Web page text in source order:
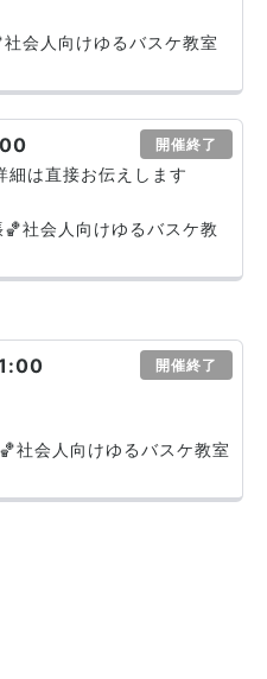
会人向けゆるバスケ教室
開催終了
は直接お伝えします
社会人向けゆるバスケ教
開催終了
社会人向けゆるバスケ教室